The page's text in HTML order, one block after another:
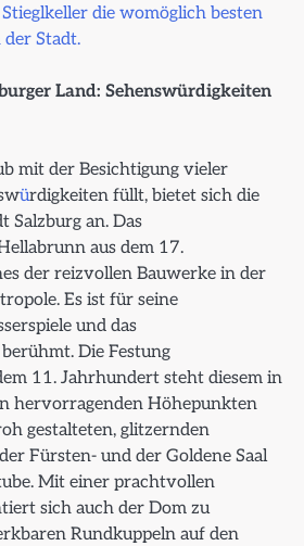
die womöglich besten
Stadt.
Land: Sehenswürdigkeiten
mit der Besichtigung vieler
ürdigkeiten füllt, bietet sich die
Salzburg an. Das
aus dem 17.
der reizvollen Bauwerke in der
Es ist für seine
und das
Die Festung
11. Jahrhundert steht diesem in
hervorragenden Höhepunkten
gestalteten, glitzernden
Fürsten- und der Goldene Saal
Mit einer prachtvollen
sich auch der Dom zu
Rundkuppeln auf den